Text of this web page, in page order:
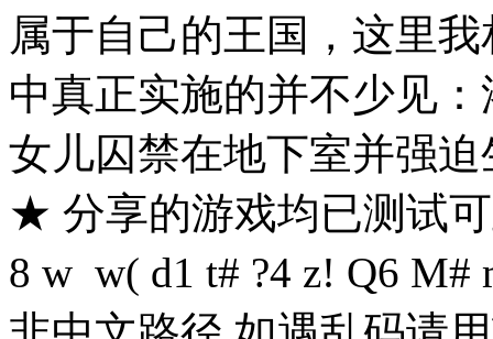
属于自己的王国，这里
中真正实施的并不少见
女儿囚禁在地下室并强
★ 分享的游戏均已测试
8 w w( d1 t# ?4 z! Q6 M#